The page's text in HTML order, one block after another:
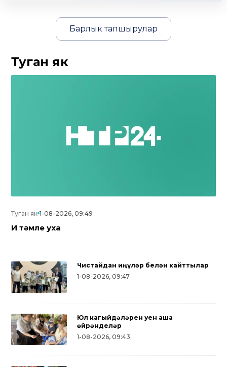
Барлык тапшырулар
Туган як
Туган як 1-08-2026, 09:49
Иң тәмле уха
Чистайдан җиңүләр белән кайттылар
1-08-2026, 09:47
Юл кагыйдәләрен уен аша
өйрәнделәр
1-08-2026, 09:43